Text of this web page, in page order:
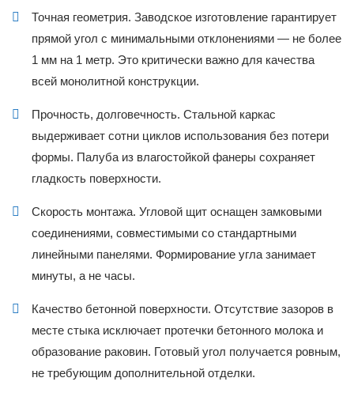
Точная геометрия. Заводское изготовление гарантирует
прямой угол с минимальными отклонениями — не более
1 мм на 1 метр. Это критически важно для качества
всей монолитной конструкции.
Прочность, долговечность. Стальной каркас
выдерживает сотни циклов использования без потери
формы. Палуба из влагостойкой фанеры сохраняет
гладкость поверхности.
Скорость монтажа. Угловой щит оснащен замковыми
соединениями, совместимыми со стандартными
линейными панелями. Формирование угла занимает
минуты, а не часы.
Качество бетонной поверхности. Отсутствие зазоров в
месте стыка исключает протечки бетонного молока и
образование раковин. Готовый угол получается ровным,
не требующим дополнительной отделки.